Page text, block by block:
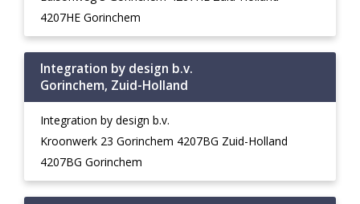
4207HE Gorinchem
Integration by design b.v.
Gorinchem, Zuid-Holland
Integration by design b.v.
Kroonwerk 23 Gorinchem 4207BG Zuid-Holland
4207BG Gorinchem